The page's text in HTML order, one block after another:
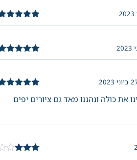
דורג5מתוך
דורג5מתוך
5
2023
את כולה ונהננו מאד גם ציורים יפים